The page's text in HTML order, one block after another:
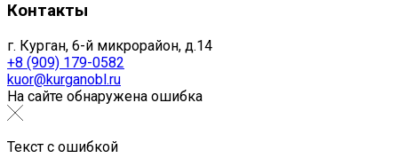
Контакты
г. Курган, 6-й микрорайон, д.14
+8 (909) 179-0582
kuor@kurganobl.ru
На сайте обнаружена ошибка
Текст с ошибкой